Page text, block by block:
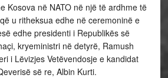
Kosova në NATO në një të ardhme të
u ritheksua edhe në ceremoninë e
edhe presidenti i Republikës së
kryeministri në detyrë, Ramush
i Lëvizjes Vetëvendosje e kandidat
së re, Albin Kurti.